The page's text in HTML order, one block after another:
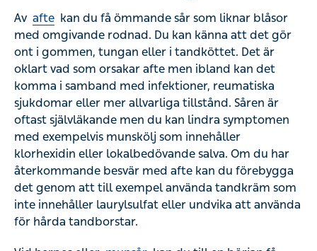
gommen, tungan eller i tandköttet. Det är oklart vad som
orsakar afte men ibland kan det komma i samband med
infektioner, reumatiska sjukdomar eller mer allvarliga
tillstånd. Såren är oftast självläkande men du kan lindra
symptomen med exempelvis munskölj som innehåller
klorhexidin eller lokalbedövande salva. Om du har
återkommande besvär med afte kan du förebygga det
genom att till exempel använda tandkräm som inte
innehåller laurylsulfat eller undvika att använda för hårda
tandborstar.
Vid herpes eller munsår kan du till en början få
stickningar och klåda i munhålan. Därefter bildas det